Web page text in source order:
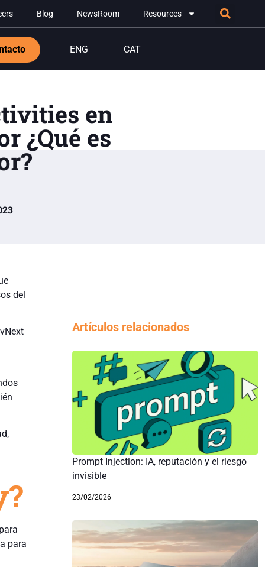
Blog NewsRoom Resources
ENG CAT
en
¿Qué es
del
para
Artículos relacionados
Prompt Injection: IA, reputación y el riesgo
invisible
23/02/2026